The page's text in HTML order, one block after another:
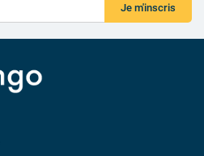
Je m'inscris